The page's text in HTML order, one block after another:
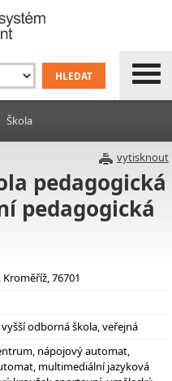
Škola
vytisknout
pedagogická
pedagogická
76701
odborná škola, veřejná
nápojový automat,
multimediální jazyková